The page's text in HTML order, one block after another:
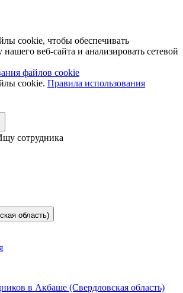
cookie, чтобы обеспечивать
веб-сайта и анализировать сетевой
файлов cookie
cookie. Правила использования
сотрудника
область)
в Акбаше (Свердловская область)